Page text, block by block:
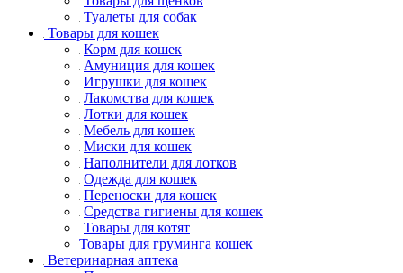
Туалеты для собак
Товары для кошек
Корм для кошек
Амуниция для кошек
Игрушки для кошек
Лакомства для кошек
Лотки для кошек
Мебель для кошек
Миски для кошек
Наполнители для лотков
Одежда для кошек
Переноски для кошек
Средства гигиены для кошек
Товары для котят
Товары для груминга кошек
Ветеринарная аптека